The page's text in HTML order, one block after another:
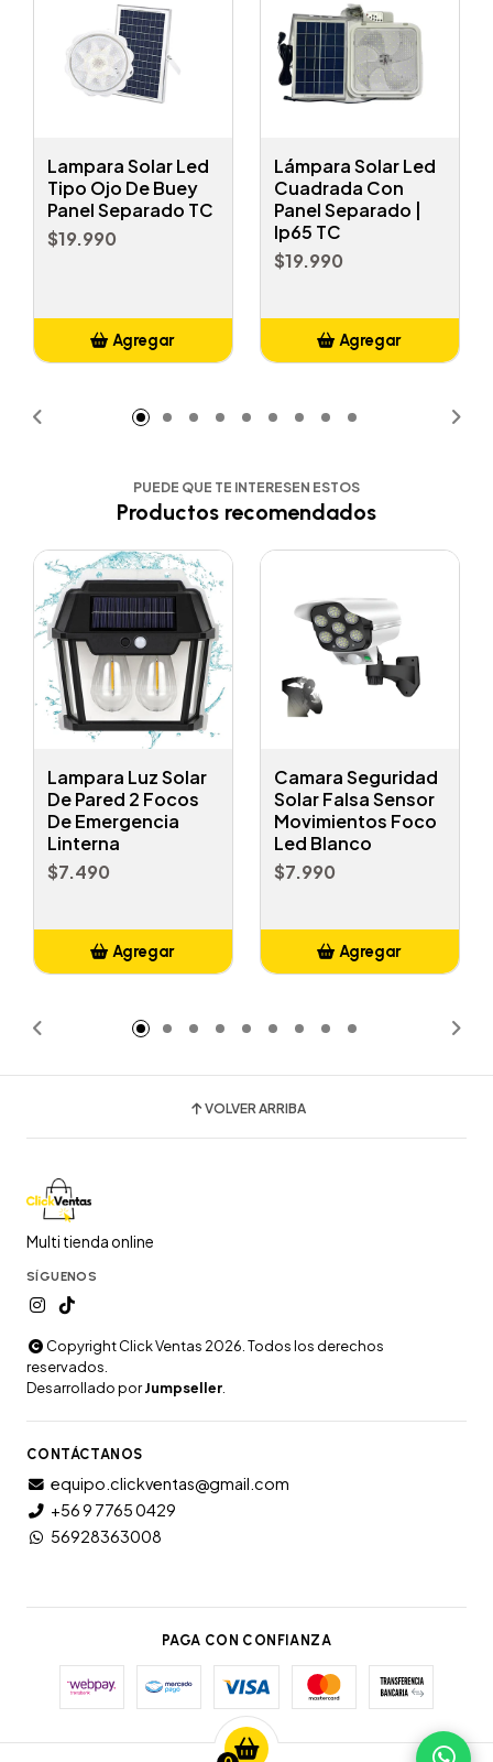
Lampara Solar Led
Tipo Ojo De Buey
Panel Separado TC
$19.990
Agregar
Lámpara Solar Led
Cuadrada Con
Panel Separado |
Ip65 TC
$19.990
Agregar
PUEDE QUE TE INTERESEN ESTOS
Productos recomendados
Lampara Luz Solar
De Pared 2 Focos
De Emergencia
Linterna
$7.490
Agregar
Camara Seguridad
Solar Falsa Sensor
Movimientos Foco
Led Blanco
$7.990
Agregar
VOLVER ARRIBA
Multi tienda online
SÍGUENOS
Copyright Click Ventas 2026. Todos los derechos
reservados.
Desarrollado porJumpseller
CONTÁCTANOS
equipo.clickventas@gmail.com
+56 9 7765 0429
56928363008
PAGA CON CONFIANZA